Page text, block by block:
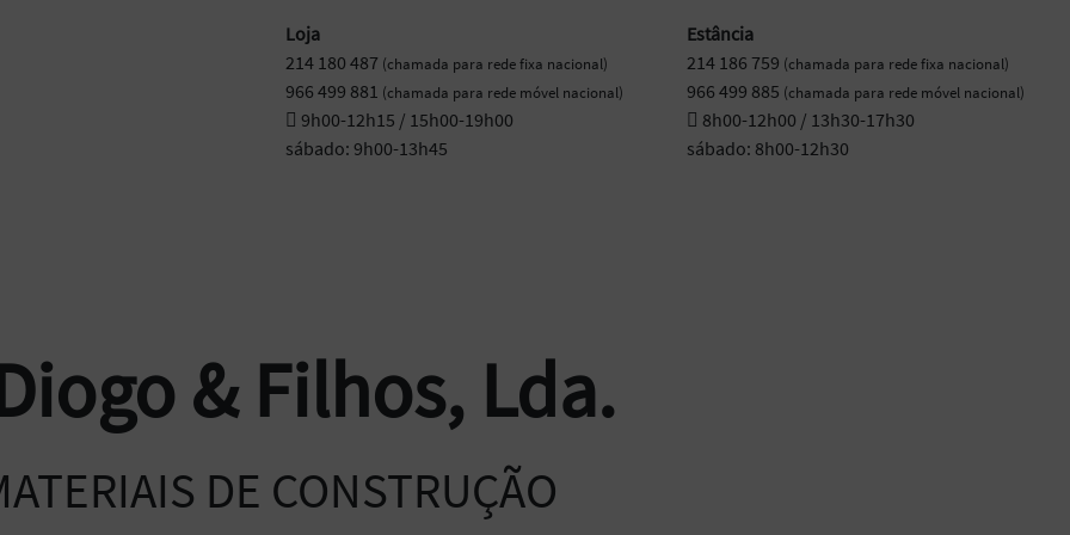
Loja
214 180 487 (chamada para rede fixa nacional)
966 499 881 (chamada para rede móvel nacional)
9h00-12h15 / 15h00-19h00
sábado: 9h00-13h45
Estância
214 186 759 (chamada para rede fixa nacional)
966 499 885 (chamada para rede móvel nacional)
8h00-12h00 / 13h30-17h30
sábado: 8h00-12h30
& Filhos, Lda.
DE CONSTRUÇÃO